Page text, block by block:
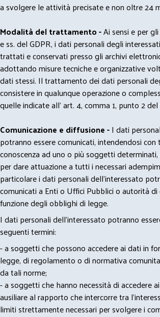
a svolgere le attività precisate e non oltre 24
Modalità del trattamento -Ai sensi e per
e ss. del GDPR, i dati personali degli
trattati e conservati presso gli archivi
adottando misure tecniche e organizzative
dati stessi. Il trattamento dei dati personali
consistere in qualunque operazione o
quelle indicate all' art. 4, comma 1, punto 2 del
Comunicazione e diffusione -I dati
potranno essere comunicati, intendendosi
conoscenza ad uno o più soggetti
per dare attuazione a tutti i necessari
particolare i dati personali dell’interessato
comunicati a Enti o Uffici Pubblici o autorità
funzione degli obblighi di legge.
I dati personali dell’interessato potranno
seguenti termini:
- a soggetti che possono accedere ai dati in
legge, di regolamento o di normativa
da tali norme;
- a soggetti che hanno necessità di accedere
ausiliare al rapporto che intercorre tra
limiti strettamente necessari per svolgere i